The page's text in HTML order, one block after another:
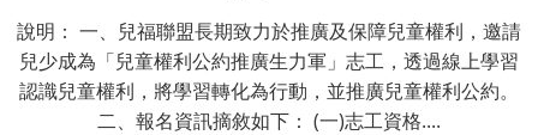
說明： 一、兒福聯盟長期致力於推廣及保障兒童權利，邀請
兒少成為「兒童權利公約推廣生力軍」志工，透過線上學習
認識兒童權利，將學習轉化為行動，並推廣兒童權利公約。
二、報名資訊摘敘如下： (一)志工資格....